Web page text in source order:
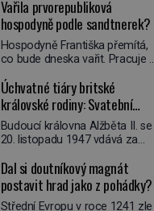
víří kolotoč myšlenek. Když se
probere z mdlob, vzpomene si
na jednu z pařížských
jasnovidek, kterou před lety
navštívil. Prorokovala mu
vysmál. „Robespierre to
dotáhne hodně daleko,“
prohlásil o něm jiný významný
francouzský revolucionář,
Honoré de Mirabeau […]
Vařila prvorepubliková
hospodyně podle sandtnerek?
Hospodyně Františka přemítá,
co bude dneska vařit. Pracuje v
mlsný jazýček. Zalistuje proto
rychle v jedné ze „sandtnerek“.
„Zaplaťpánbůh, že už
nemusíme chodit s lístky,“
povzdechne si směrem ke
ruce. Ještě v prvních letech
nové republiky fungoval kvůli
nedostatku zboží přídělový
Úchvatné tiáry britské
královské rodiny: Svatební
klenot Alžbětě II. praskl
Budoucí královna Alžběta II. se
20. listopadu 1947 vdává za
Mountbattena. Aby měla na
obřad ve Westminsteru podle
tradice „něco vypůjčeného“, její
Dal si doutníkový magnát
postavit hrad jako z pohádky?
Střední Evropu v roce 1241 zle